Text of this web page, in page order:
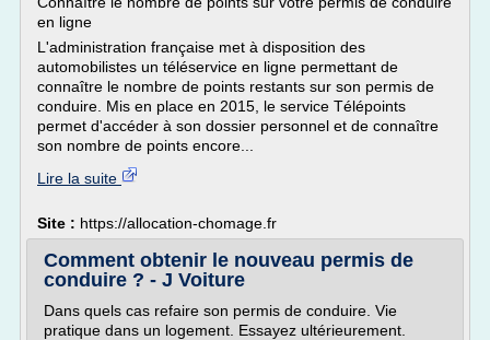
en ligne
L'administration française met à disposition des
automobilistes un téléservice en ligne permettant de
connaître le nombre de points restants sur son permis de
conduire. Mis en place en 2015, le service Télépoints
permet d'accéder à son dossier personnel et de connaître
son nombre de points encore...
Lire la suite
Site : https://allocation-chomage.fr
Comment obtenir le nouveau permis de
conduire ? - J Voiture
Dans quels cas refaire son permis de conduire. Vie
pratique dans un logement. Essayez ultérieurement.